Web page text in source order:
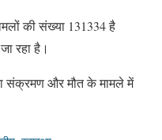
की संख्या 131334 है
रहा है।
संक्रमण और मौत के मामले में